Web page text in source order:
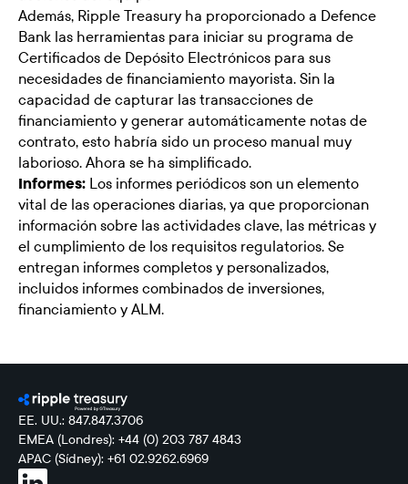
Además, Ripple Treasury ha proporcionado a Defence
Bank las herramientas para iniciar su programa de
Certificados de Depósito Electrónicos para sus
necesidades de financiamiento mayorista. Sin la
capacidad de capturar las transacciones de
financiamiento y generar automáticamente notas de
contrato, esto habría sido un proceso manual muy
laborioso. Ahora se ha simplificado.
Informes: Los informes periódicos son un elemento
vital de las operaciones diarias, ya que proporcionan
información sobre las actividades clave, las métricas y
el cumplimiento de los requisitos regulatorios. Se
entregan informes completos y personalizados,
incluidos informes combinados de inversiones,
financiamiento y ALM.
EE. UU.: 847.847.3706
EMEA (Londres): +44 (0) 203 787 4843
APAC (Sídney): +61 02.9262.6969